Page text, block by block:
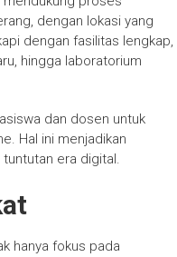
dengan lokasi yang
dengan fasilitas lengkap,
hingga laboratorium
dan dosen untuk
Hal ini menjadikan
era digital.
hanya fokus pada